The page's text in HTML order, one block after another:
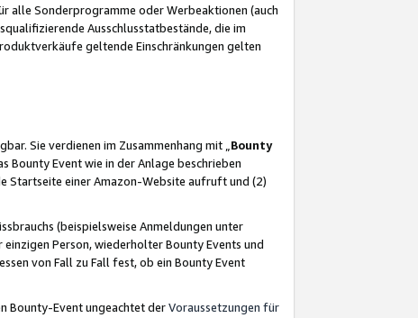
alle Sonderprogramme oder Werbeaktionen (auch
Ausschlusstatbestände, die im
geltende Einschränkungen gelten
Sie verdienen im Zusammenhang mit „ Bounty
Bounty Event wie in der Anlage beschrieben
Startseite einer Amazon-Website aufruft und (2)
(beispielsweise Anmeldungen unter
Person, wiederholter Bounty Events und
von Fall zu Fall fest, ob ein Bounty Event
Bounty-Event ungeachtet derVoraussetzungen für